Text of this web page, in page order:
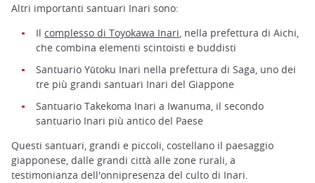
Altri importanti santuari Inari sono:
Il complesso di Toyokawa Inari, nella prefettura di Aichi,
che combina elementi scintoisti e buddisti
Santuario Yūtoku Inari nella prefettura di Saga, uno dei
tre più grandi santuari Inari del Giappone
Santuario Takekoma Inari a Iwanuma, il secondo
santuario Inari più antico del Paese
Questi santuari, grandi e piccoli, costellano il paesaggio
giapponese, dalle grandi città alle zone rurali, a
testimonianza dell'onnipresenza del culto di Inari.